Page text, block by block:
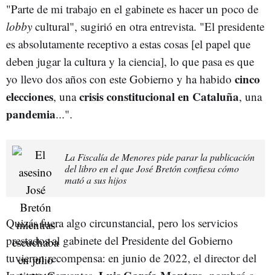
"Parte de mi trabajo en el gabinete es hacer un poco de
lobby cultural", sugirió en otra entrevista. "El presidente
es absolutamente receptivo a estas cosas [el papel que
deben jugar la cultura y la ciencia], lo que pasa es que
yo llevo dos años con este Gobierno y ha habido cinco
elecciones, unacrisis constitucional en Cataluña, una
pandemia...".
La Fiscalía de Menores pide parar la publicación
del libro en el que José Bretón confiesa cómo
mató a sus hijos
Quizás fuera algo circunstancial, pero los servicios
prestados al gabinete del Presidente del Gobierno
tuvieron recompensa: en junio de 2022, el director del